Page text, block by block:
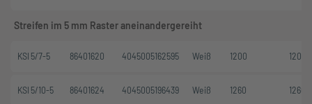
Streifen im 5 mm Raster aneinandergereiht
KSI 5/7-5 86401620 4045005162595 Weiß 1200 1200
KSI 5/10-5 86401624 4045005196439 Weiß 1260 1260